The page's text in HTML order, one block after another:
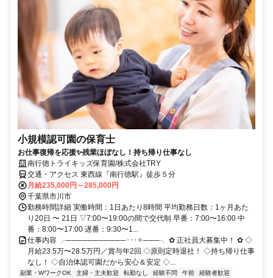
小規模認可園の保育士
お仕事復帰を応援✨残業ほぼなし！持ち帰り仕事なし
南行徳トライキッズ保育園/株式会社TRY
交通・アクセス 東西線『南行徳駅』徒歩５分
月給235,000円～285,000円
千葉県市川市
勤務時間詳細 実働時間：1日あたり8時間 平均勤務日数：1ヶ月あた
り20日 〜 21日 ▽7:00〜19:00の間で交代制 早番：7:00〜16:00 中
番：8:00〜17:00 遅番：9:30〜1...
仕事内容 ╭───────────･･･✧───╮ ✿ 正社員大募集中！ ✿ ◇
月給23.5万〜28.5万円／賞与年2回 ◇原則定時退社！ ◇持ち帰り仕事
なし！ ◇自治体認可園だから安心＆安定 ◇...
副業・WワークOK 主婦・主夫歓迎 転勤なし 経験不問 午前
経験者歓迎